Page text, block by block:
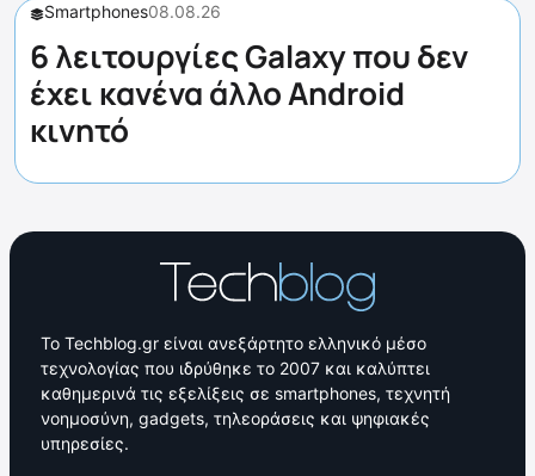
Smartphones08.08.26
6 λειτουργίες Galaxy που δεν
έχει κανένα άλλο Android
κινητό
Το Techblog.gr είναι ανεξάρτητο ελληνικό μέσο
τεχνολογίας που ιδρύθηκε το 2007 και καλύπτει
καθημερινά τις εξελίξεις σε smartphones, τεχνητή
νοημοσύνη, gadgets, τηλεοράσεις και ψηφιακές
υπηρεσίες.